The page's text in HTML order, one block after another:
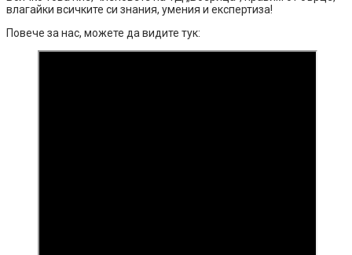
влагайки всичките си знания, умения и експертиза!
Повече за нас, можете да видите тук: